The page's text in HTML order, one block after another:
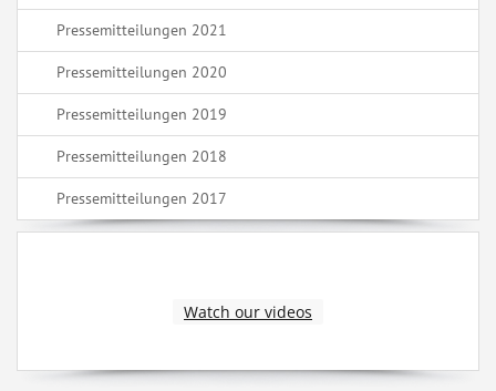
Pressemitteilungen 2021
Pressemitteilungen 2020
Pressemitteilungen 2019
Pressemitteilungen 2018
Pressemitteilungen 2017
Watch our videos